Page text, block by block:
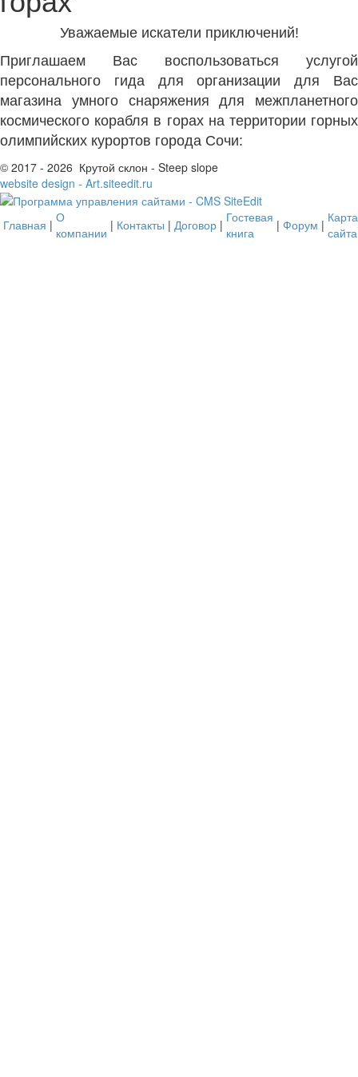
Уважаемые искатели приключений!
Приглашаем Вас воспользоваться услугой
персонального гида для организации для Вас
магазина умного снаряжения для межпланетного
космического корабля в горах на территории горных
олимпийских курортов города Сочи:
© 2017 - 2026 Крутой склон - Steep slope
website design - Art.siteedit.ru
Главная | О
компании | Контакты | Договор | Гостевая
книга
| Форум | Карта
сайта